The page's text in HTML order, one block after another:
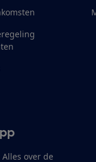
Alles over de